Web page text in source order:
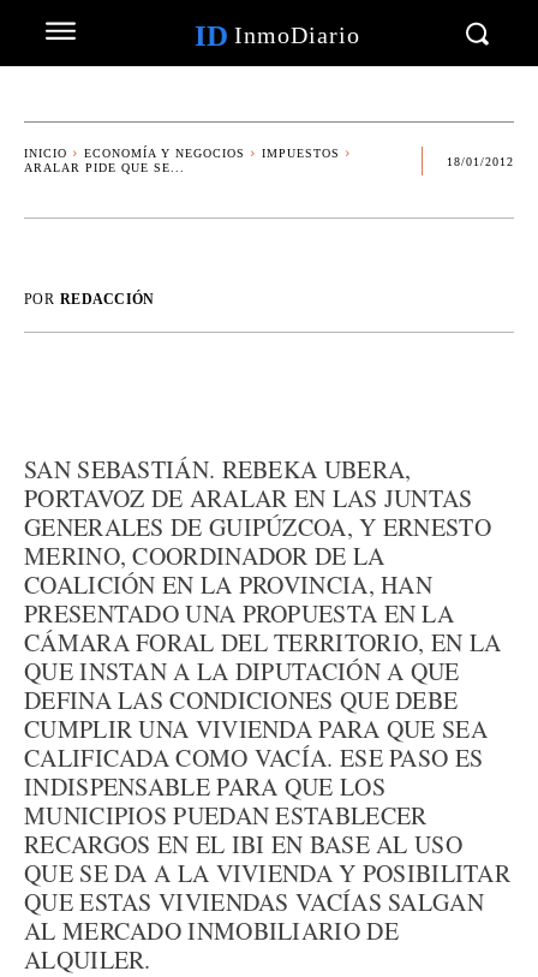
ID InmoDiario
INICIO ECONOMÍA Y NEGOCIOS
IMPUESTOS
ARALAR PIDE QUE SE...
18/01/2012
POR REDACCIÓN
SAN SEBASTIÁN. REBEKA UBERA,
PORTAVOZ DE ARALAR EN LAS JUNTAS
GENERALES DE GUIPÚZCOA, Y ERNESTO
MERINO, COORDINADOR DE LA
COALICIÓN EN LA PROVINCIA, HAN
PRESENTADO UNA PROPUESTA EN LA
CÁMARA FORAL DEL TERRITORIO, EN LA
QUE INSTAN A LA DIPUTACIÓN A QUE
DEFINA LAS CONDICIONES QUE DEBE
CUMPLIR UNA VIVIENDA PARA QUE SEA
CALIFICADA COMO VACÍA. ESE PASO ES
INDISPENSABLE PARA QUE LOS
MUNICIPIOS PUEDAN ESTABLECER
RECARGOS EN EL IBI EN BASE AL USO
QUE SE DA A LA VIVIENDA Y POSIBILITAR
QUE ESTAS VIVIENDAS VACÍAS SALGAN
AL MERCADO INMOBILIARIO DE
ALQUILER.